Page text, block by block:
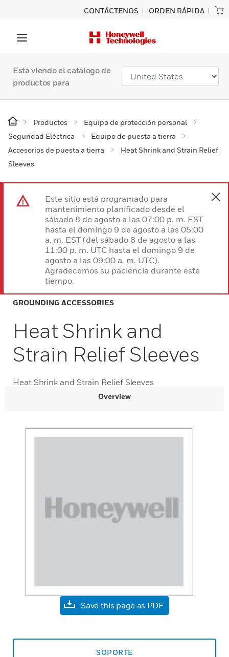
CONTÁCTENOS ORDEN RÁPIDA
Está viendo el catálogo de
productos para
Productos
Equipo de protección personal
Seguridad Eléctrica
Equipo de puesta a tierra
Accesorios de puesta a tierra
Heat Shrink and Strain Relief
Sleeves
Este sitio está programado para
mantenimiento planificado desde el
sábado 8 de agosto a las 07:00 p. m. EST
hasta el domingo 9 de agosto a las 05:00
a. m. EST (del sábado 8 de agosto a las
11:00 p. m. UTC hasta el domingo 9 de
agosto a las 09:00 a. m. UTC).
Agradecemos su paciencia durante este
tiempo.
GROUNDING ACCESSORIES
Heat Shrink and
Strain Relief Sleeves
Heat Shrink and Strain Relief Sleeves
Overview
Save this page as PDF
SOPORTE